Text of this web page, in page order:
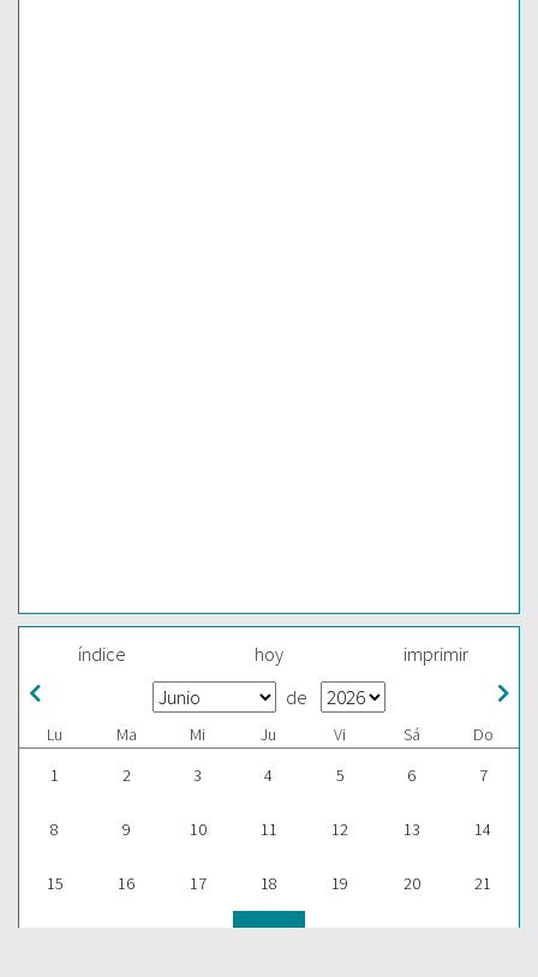
índice hoy imprimir
de
Lu Ma Mi Ju Vi Sá
Do
1
2 3 4 5 6 7
8 9 10 11 12 13 14
15 16 17 18 19 20 21